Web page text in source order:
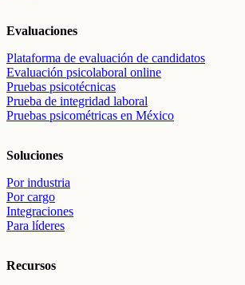
Evaluaciones
Plataforma de evaluación de candidatos
Evaluación psicolaboral online
Pruebas psicotécnicas
Prueba de integridad laboral
Pruebas psicométricas en México
Soluciones
Por industria
Por cargo
Integraciones
Para líderes
Recursos